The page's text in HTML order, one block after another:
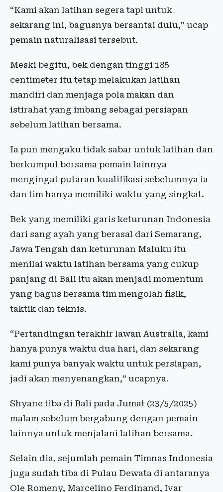
“Kami akan latihan segera tapi untuk
sekarang ini, bagusnya bersantai dulu,” ucap
pemain naturalisasi tersebut.
Meski begitu, bek dengan tinggi 185
centimeter itu tetap melakukan latihan
mandiri dan menjaga pola makan dan
istirahat yang imbang sebagai persiapan
sebelum latihan bersama.
Ia pun mengaku tidak sabar untuk latihan dan
berkumpul bersama pemain lainnya
mengingat putaran kualifikasi sebelumnya ia
dan tim hanya memiliki waktu yang singkat.
Bek yang memiliki garis keturunan Indonesia
dari sang ayah yang berasal dari Semarang,
Jawa Tengah dan keturunan Maluku itu
menilai waktu latihan bersama yang cukup
panjang di Bali itu akan menjadi momentum
yang bagus bersama tim mengolah fisik,
taktik dan teknis.
“Pertandingan terakhir lawan Australia, kami
hanya punya waktu dua hari, dan sekarang
kami punya banyak waktu untuk persiapan,
jadi akan menyenangkan,” ucapnya.
Shyane tiba di Bali pada Jumat (23/5/2025)
malam sebelum bergabung dengan pemain
lainnya untuk menjalani latihan bersama.
Selain dia, sejumlah pemain Timnas Indonesia
juga sudah tiba di Pulau Dewata di antaranya
Ole Romeny, Marcelino Ferdinand, Ivar